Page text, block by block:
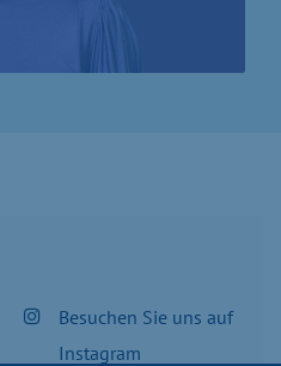
Besuchen Sie uns auf
Instagram